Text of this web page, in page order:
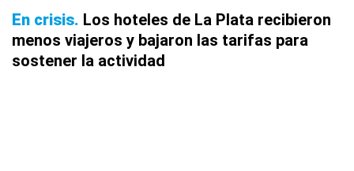
En crisis Los hoteles de La Plata recibieron
menos viajeros y bajaron las tarifas para
sostener la actividad